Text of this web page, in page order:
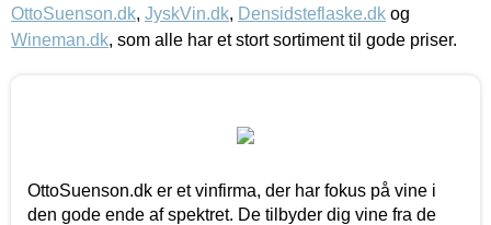
OttoSuenson.dk, JyskVin.dk, Densidsteflaske.dk og
Wineman.dk, som alle har et stort sortiment til gode priser.
OttoSuenson.dk er et vinfirma, der har fokus på vine i
den gode ende af spektret. De tilbyder dig vine fra de